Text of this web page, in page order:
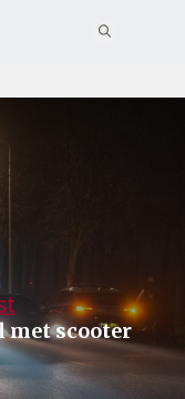
met scooter